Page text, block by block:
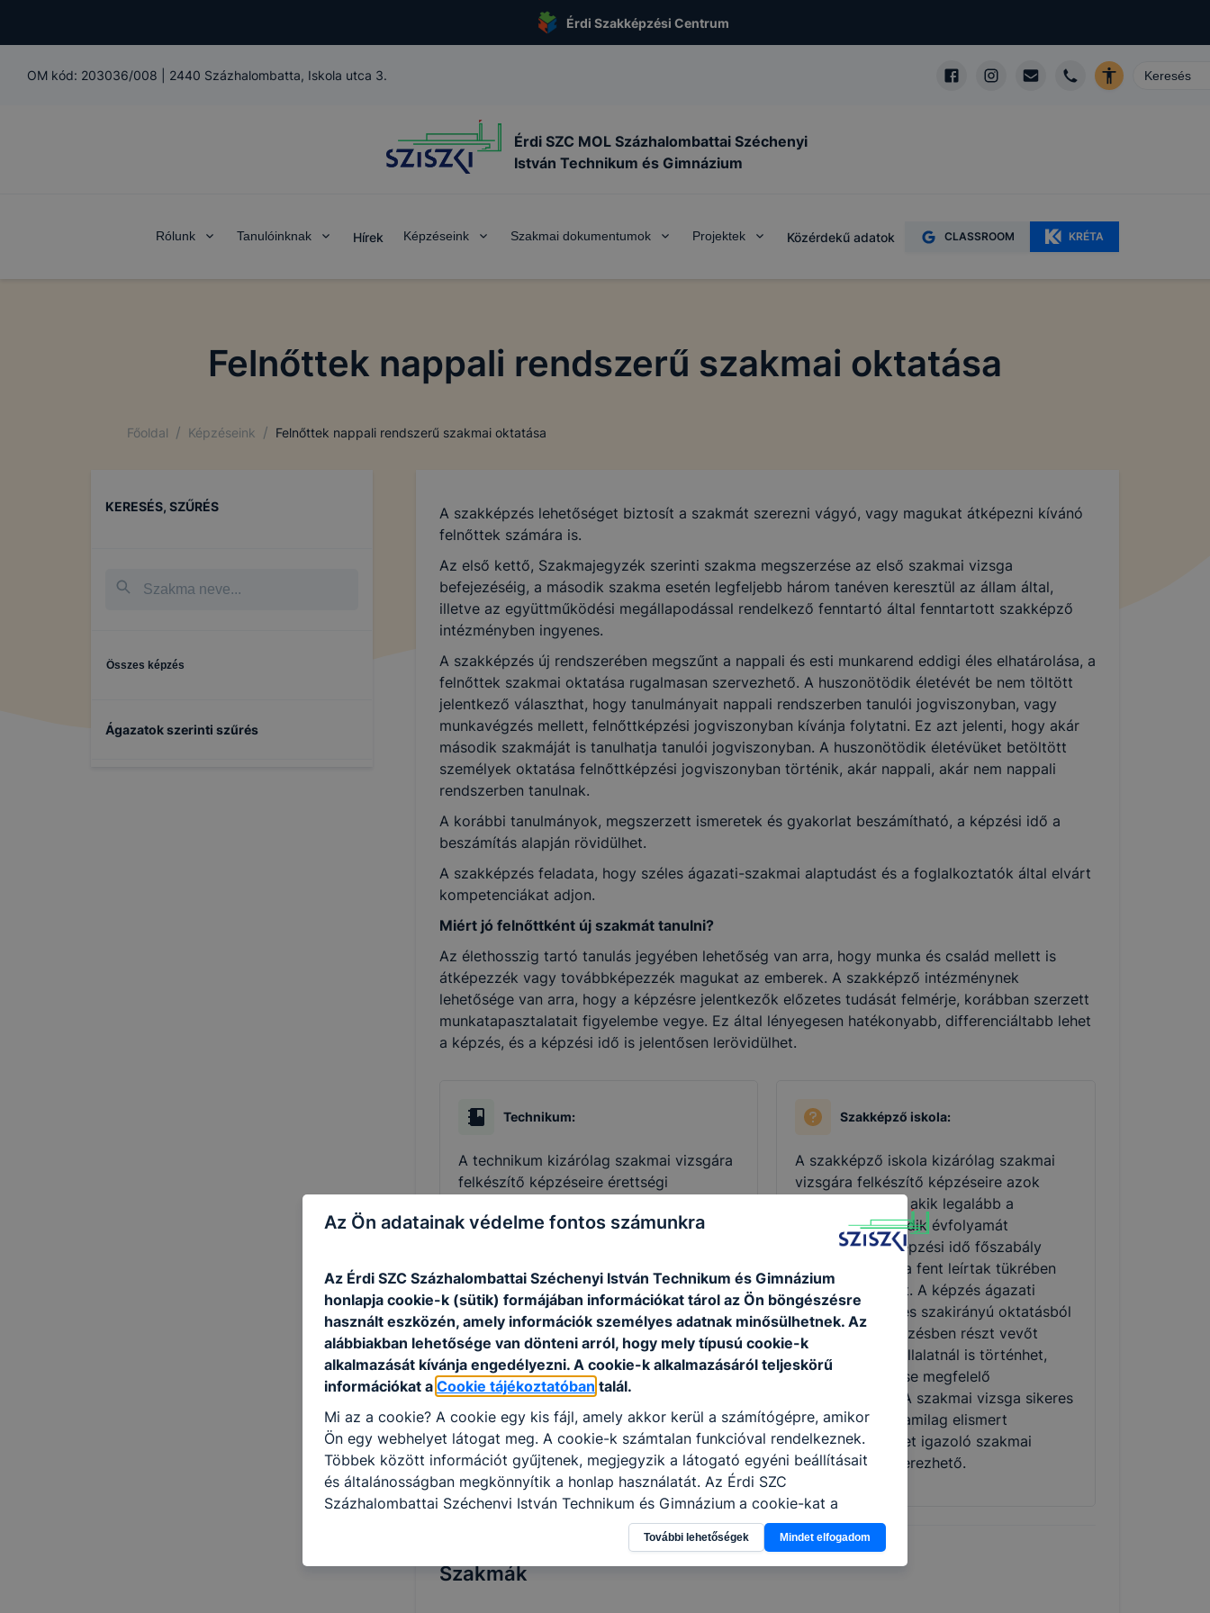
Érdi Szakképzési Centrum
OM kód: 203036/008 2440 Százhalombatta, Iskola utca 3.
Érdi SZC MOL Százhalombattai Széchenyi
István Technikum és Gimnázium
Rólunk Tanulóinknak Hírek Képzéseink Szakmai dokumentumok Projektek Közérdekű adatok CLASSROOM KRÉTA
Felnőttek nappali rendszerű szakmai oktatása
Főoldal / Képzéseink / Felnőttek nappali rendszerű szakmai oktatása
KERESÉS, SZŰRÉS
Összes képzés
Ágazatok szerinti szűrés
A szakképzés lehetőséget biztosít a szakmát szerezni vágyó, vagy magukat átképezni kívánó
felnőttek számára is.
Az első kettő, Szakmajegyzék szerinti szakma megszerzése az első szakmai vizsga
befejezéséig, a második szakma esetén legfeljebb három tanéven keresztül az állam által,
illetve az együttműködési megállapodással rendelkező fenntartó által fenntartott szakképző
intézményben ingyenes.
A szakképzés új rendszerében megszűnt a nappali és esti munkarend eddigi éles elhatárolása, a
felnőttek szakmai oktatása rugalmasan szervezhető. A huszonötödik életévét be nem töltött
jelentkező választhat, hogy tanulmányait nappali rendszerben tanulói jogviszonyban, vagy
munkavégzés mellett, felnőttképzési jogviszonyban kívánja folytatni. Ez azt jelenti, hogy akár
második szakmáját is tanulhatja tanulói jogviszonyban. A huszonötödik életévüket betöltött
személyek oktatása felnőttképzési jogviszonyban történik, akár nappali, akár nem nappali
rendszerben tanulnak.
A korábbi tanulmányok, megszerzett ismeretek és gyakorlat beszámítható, a képzési idő a
beszámítás alapján rövidülhet.
A szakképzés feladata, hogy széles ágazati-szakmai alaptudást és a foglalkoztatók által elvárt
kompetenciákat adjon.
Miért jó felnőttként új szakmát tanulni?
Az élethosszig tartó tanulás jegyében lehetőség van arra, hogy munka és család mellett is
átképezzék vagy továbbképezzék magukat az emberek. A szakképző intézménynek
lehetősége van arra, hogy a képzésre jelentkezők előzetes tudását felmérje, korábban szerzett
munkatapasztalatait figyelembe vegye. Ez által lényegesen hatékonyabb, differenciáltabb lehet
a képzés, és a képzési idő is jelentősen lerövidülhet.
Technikum:
A technikum kizárólag szakmai vizsgára
felkészítő képzéseire érettségi
képzési idő főszabály szerint 2 év, de a
képzés ágazati alapoktatásból és
szakirányú oktatásból áll. Utóbbi a
képzésben részt vevőt foglalkoztató
vállalatnál is történhet,
munkaszerződése megfelelő
módosításával. A szakmai vizsga sikeres
teljesítésével államilag elismert
szakképzettséget igazoló oklevelet
szerezhet a tanuló, illetve a képzésben
részt vevő.
Szakképző iskola:
A szakképző iskola kizárólag szakmai
vizsgára felkészítő képzéseire azok
jelentkezhetnek, akik legalább a
középiskola tizedik évfolyamát
elvégezték. A képzési idő főszabály
szerint 2 év, de a fent leírtak tükrében
rövidebb is lehet. A képzés ágazati
alapoktatásból és szakirányú oktatásból
áll. Utóbbi a képzésben részt vevőt
foglalkoztató vállalatnál is történhet,
munkaszerződése megfelelő
módosításával. A szakmai vizsga sikeres
teljesítésével államilag elismert
szakképzettséget igazoló szakmai
bizonyítvány szerezhető.
Szakmák
Az Ön adatainak védelme fontos számunkra
Az Érdi SZC Százhalombattai Széchenyi István Technikum és Gimnázium
honlapja cookie-k (sütik) formájában információkat tárol az Ön böngészésre
használt eszközén, amely információk személyes adatnak minősülhetnek. Az
alábbiakban lehetősége van dönteni arról, hogy mely típusú cookie-k
alkalmazását kívánja engedélyezni. A cookie-k alkalmazásáról teljeskörű
információkat a Cookie tájékoztatóban talál.
Mi az a cookie? A cookie egy kis fájl, amely akkor kerül a számítógépre, amikor
Ön egy webhelyet látogat meg. A cookie-k számtalan funkcióval rendelkeznek.
Többek között információt gyűjtenek, megjegyzik a látogató egyéni beállításait
és általánosságban megkönnyítik a honlap használatát. Az Érdi SZC
Százhalombattai Széchenyi István Technikum és Gimnázium a cookie-kat a
következő célokból használja: információ gyűjtése azzal kapcsolatban, hogyan
használja Ön a honlapot -annak felmérésével, hogy a honlap melyik részeit
látogatja, vagy használja leginkább, így megtudhatjuk, hogyan biztosítsunk Önnek
További lehetőségek Mindet elfogadom